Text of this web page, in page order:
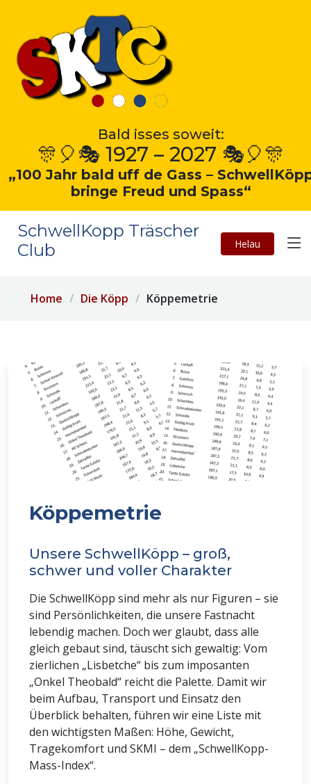
Bald isses soweit:
🎊🎈🎭 1927 – 2027 🎭🎈🎊
„100 Jahr bald uff de Gass –
bringe Freud und Spass“
SchwellKopp Träscher
Club
Helau
Home Die Köpp Köppemetrie
Köppemetrie
Unsere SchwellKöpp – groß,
schwer und voller Charakter
Die SchwellKöpp sind mehr als nur Figuren – sie
sind Persönlichkeiten, die unsere Fastnacht
lebendig machen. Doch wer glaubt, dass alle
gleich gebaut sind, täuscht sich gewaltig: Vom
zierlichen „Lisbetche“ bis zum imposanten
„Onkel Theobald“ reicht die Palette. Damit wir
beim Aufbau, Transport und Einsatz den
Überblick behalten, führen wir eine Liste mit
den wichtigsten Maßen: Höhe, Gewicht,
Tragekomfort und SKMI – dem „SchwellKopp-
Mass-Index“.